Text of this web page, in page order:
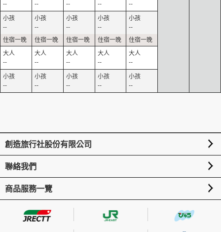
--
--
--
--
--
--
--
--
--
--
--
--
--
--
--
--
--
--
--
--
創造旅行社股份有限公司
聯絡我們
商品服務一覽